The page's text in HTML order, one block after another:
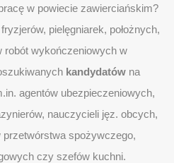
w powiecie zawierciańskim?
pielęgniarek, położnych,
robót wykończeniowych w
kandydatów na
agentów ubezpieczeniowych,
nauczycieli jęz. obcych,
przetwórstwa spożywczego,
czy szefów kuchni.